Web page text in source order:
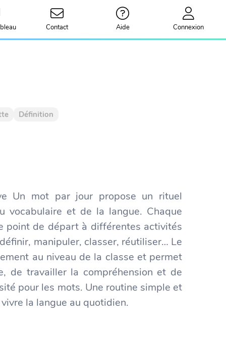
Contact Aide Connexion
Définition
Un mot par jour propose un rituel
vocabulaire et de la langue. Chaque
point de départ à différentes activités
manipuler, classer, réutiliser… Le
au niveau de la classe et permet
de travailler la compréhension et de
pour les mots. Une routine simple et
la langue au quotidien.